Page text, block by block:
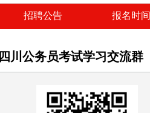
招聘公告 报名时间
四川公务员考试学习交流群